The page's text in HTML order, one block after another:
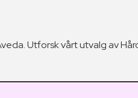
Utforsk vårt utvalg av